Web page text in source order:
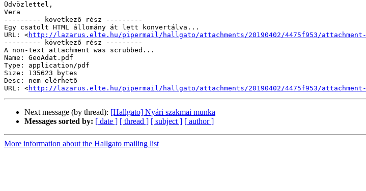
Üdvözlettel,
Vera
--------- következő rész ---------
Egy csatolt HTML állomány át lett konvertálva...
URL: <http://lazarus.elte.hu/pipermail/hallgato/attachments/20190402/4475f953/attachment-
--------- következő rész ---------
A non-text attachment was scrubbed...
Name: GeoAdat.pdf
Type: application/pdf
Size: 135623 bytes
Desc: nem elérhető
URL: <http://lazarus.elte.hu/pipermail/hallgato/attachments/20190402/4475f953/attachment-
Next message (by thread): [Hallgato] Nyári szakmai munka
Messages sorted by: [ date ] [ thread ] [ subject ] [ author ]
More information about the Hallgato mailing list